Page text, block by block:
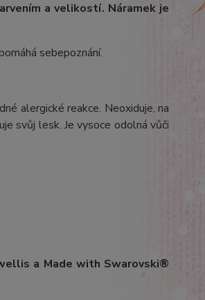
a velikostí. Náramek je
sebepoznání.
alergické reakce. Neoxiduje, na
svůj lesk. Je vysoce odolná vůči
a Made with Swarovski®